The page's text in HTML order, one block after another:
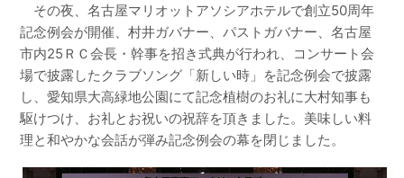
その夜、名古屋マリオットアソシアホテルで創立50周年
記念例会が開催、村井ガバナー、パストガバナー、名古屋
市内25ＲＣ会長・幹事を招き式典が行われ、コンサート会
場で披露したクラブソング「新しい時」を記念例会で披露
し、愛知県大高緑地公園にて記念植樹のお礼に大村知事も
駆けつけ、お礼とお祝いの祝辞を頂きました。美味しい料
理と和やかな会話が弾み記念例会の幕を閉じました。